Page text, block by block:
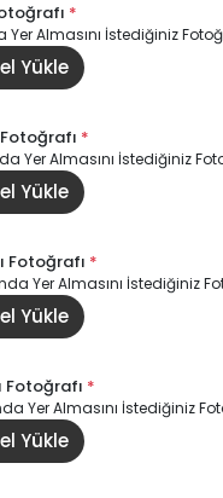
*
Yer Almasını İstediğiniz
Yükle
*
Yer Almasını İstediğiniz
Yükle
Fotoğrafı *
Yer Almasını İstediğiniz
Yükle
Fotoğrafı *
Yer Almasını İstediğiniz
Yükle